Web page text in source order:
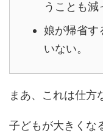
うことも減
娘が帰省す
いない。
まあ、これは仕方
子どもが大きくな